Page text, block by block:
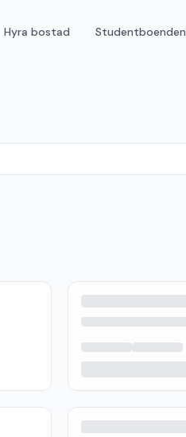
Hyra bostad Studentboenden